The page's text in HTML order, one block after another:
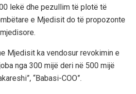
lekë dhe pezullim të plotë të
e Mjedisit do të propozonte
Mjedisit ka vendosur revokimin e
nga 300 mijë deri në 500 mijë
“Babasi-COO”.